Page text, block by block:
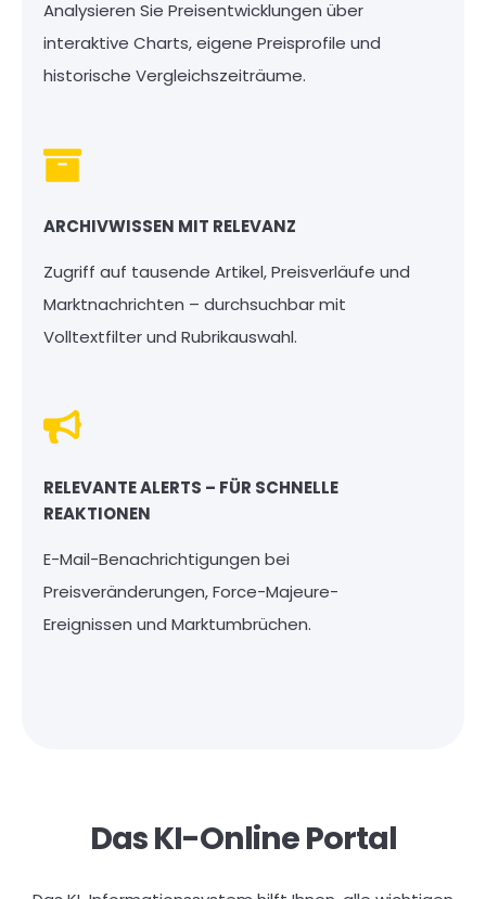
Analysieren Sie Preisentwicklungen über
interaktive Charts, eigene Preisprofile und
historische Vergleichszeiträume.
ARCHIVWISSEN MIT RELEVANZ
Zugriff auf tausende Artikel, Preisverläufe und
Marktnachrichten – durchsuchbar mit
Volltextfilter und Rubrikauswahl.
RELEVANTE ALERTS – FÜR SCHNELLE
REAKTIONEN
E-Mail-Benachrichtigungen bei
Preisveränderungen, Force-Majeure-
Ereignissen und Marktumbrüchen.
Das KI-Online Portal